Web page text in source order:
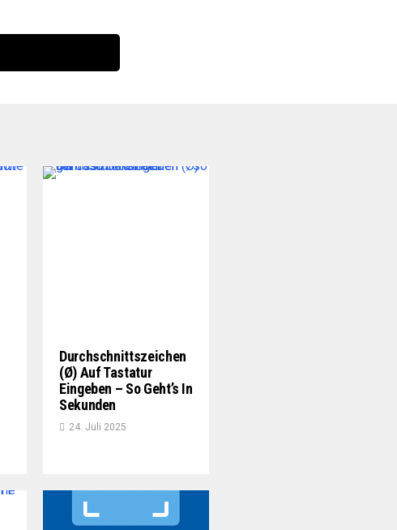
Durchschnittszeichen
(Ø) Auf Tastatur
Eingeben – So Geht’s In
Sekunden
24. Juli 2025